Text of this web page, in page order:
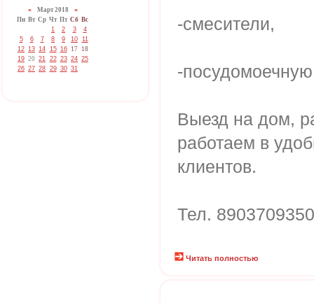
«Март 2018 »
Пн Вт Ср Чт Пт Сб Вс
1
2 3
4
5
6 7 8 9 10 11
12 13 14 15 16 17 18
19 20 21 22 23 24 25
26 27 28 29 30 31
-смесители,
-
Выезд на дом,
работаем в
клиентов.
Тел.
Читать полностью